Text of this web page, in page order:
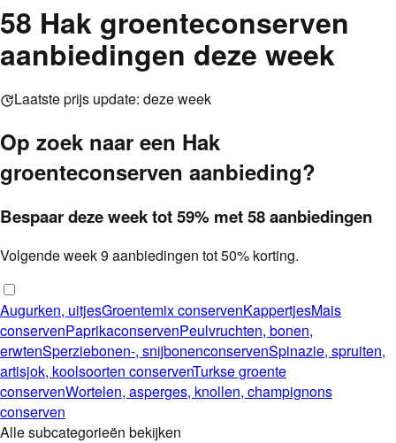
58 Hak groenteconserven
aanbiedingen deze week
Laatste prijs update: deze week
Op zoek naar een Hak
groenteconserven aanbieding?
Bespaar deze weektot59% met58aanbiedingen
Volgende week9 aanbiedingen tot50% korting.
Augurken, uitjesGroentemix conservenKappertjesMais
conservenPaprikaconservenPeulvruchten, bonen,
erwtenSperziebonen-, snijbonenconservenSpinazie, spruiten,
artisjok, koolsoorten conservenTurkse groente
conservenWortelen, asperges, knollen, champignons
conserven
Alle subcategorieën bekijken